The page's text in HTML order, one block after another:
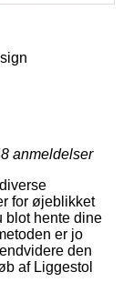
anmeldelser
for øjeblikket
blot hente dine
er jo
den
af Liggestol